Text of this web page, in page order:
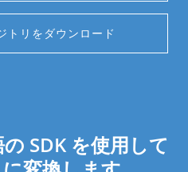
トリをダウンロード
SDK を使用して